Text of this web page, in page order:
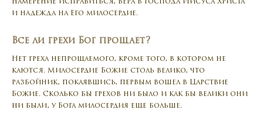
намерение исправиться, вера в Господа Иисуса Христа
и надежда на Его милосердие.
Все ли грехи Бог прощает?
Нет греха непрощаемого, кроме того, в котором не
каются. Милосердие Божие столь велико, что
разбойник, покаявшись, первым вошел в Царствие
Божие. Сколько бы грехов ни было и как бы велики они
ни были, у Бога милосердия еще больше.